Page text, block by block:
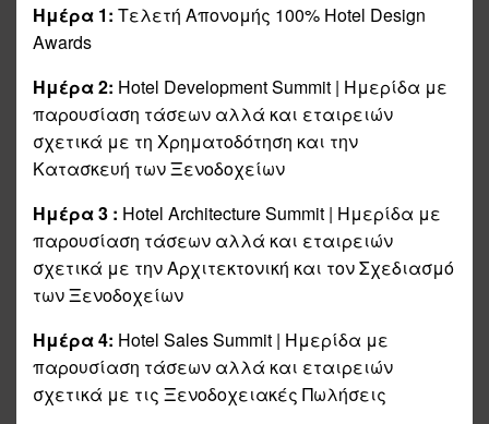
Ημέρα 1: Τελετή Απονομής 100% Hotel Design
Awards
Ημέρα 2: Hotel Development Summit | Ημερίδα με
παρουσίαση τάσεων αλλά και εταιρειών
σχετικά με τη Χρηματοδότηση και την
Κατασκευή των Ξενοδοχείων
Ημέρα 3 : Hotel Architecture Summit | Ημερίδα με
παρουσίαση τάσεων αλλά και εταιρειών
σχετικά με την Αρχιτεκτονική και τον Σχεδιασμό
των Ξενοδοχείων
Ημέρα 4: Hotel Sales Summit | Ημερίδα με
παρουσίαση τάσεων αλλά και εταιρειών
σχετικά με τις Ξενοδοχειακές Πωλήσεις